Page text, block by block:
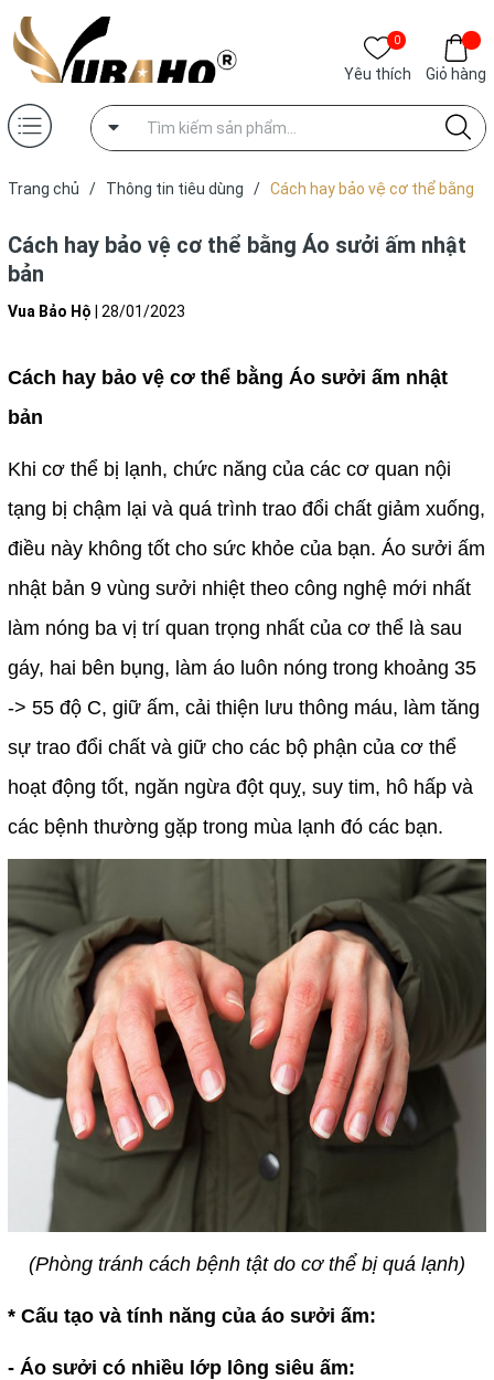
0
Yêu thích Giỏ hàng
Trang chủ / Thông tin tiêu dùng / Cách hay bảo vệ cơ thể bằng
Cách hay bảo vệ cơ thể bằng Áo sưởi ấm nhật
bản
Vua Bảo Hộ 28/01/2023
Cách hay bảo vệ cơ thể bằng Áo sưởi ấm nhật
bản
Khi cơ thể bị lạnh, chức năng của các cơ quan nội
tạng bị chậm lại và quá trình trao đổi chất giảm xuống,
điều này không tốt cho sức khỏe của bạn. Áo sưởi ấm
nhật bản 9 vùng sưởi nhiệt theo công nghệ mới nhất
làm nóng ba vị trí quan trọng nhất của cơ thể là sau
gáy, hai bên bụng, làm áo luôn nóng trong khoảng 35
-> 55 độ C, giữ ấm, cải thiện lưu thông máu, làm tăng
sự trao đổi chất và giữ cho các bộ phận của cơ thể
hoạt động tốt, ngăn ngừa đột quỵ, suy tim, hô hấp và
các bệnh thường gặp trong mùa lạnh đó các bạn.
(Phòng tránh cách bệnh tật do cơ thể bị quá lạnh)
* Cấu tạo và tính năng của áo sưởi ấm:
- Áo sưởi có nhiều lớp lông siêu ấm: